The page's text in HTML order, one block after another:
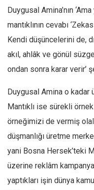
Spor
Manzara
Sağlık
Gıda-Beslenme
Hayat
Siyaset
Dünya
Avrupa
Asya
Afrika
İslam Dünyası
Duygusal Amina’nın
mantıklının cevabı
Kendi düşüncelerini de,
akıl, ahlâk ve gönül
ondan sonra karar verir’
Duygusal Amina o kadar
Mantıklı ise sürekli
örneğimizi de vermiş
düşmanlığı üretme
yani Bosna Hersek’teki
üzerine reklâm
yaptıkları işin dünya